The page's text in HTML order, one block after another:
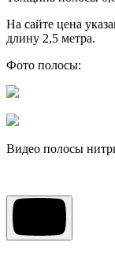
На сайте цена
длину 2,5 метра.
Фото полосы:
Видео полосы